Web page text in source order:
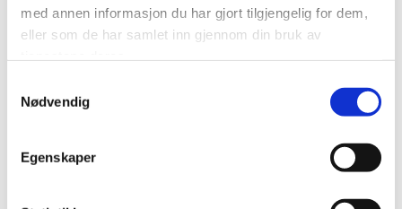
med annen informasjon du har gjort tilgjengelig for dem,
eller som de har samlet inn gjennom din bruk av
Nødvendig
Egenskaper
Velkommen til småviltjakt i Vistdal!
Klikk på bildene for større versjon.